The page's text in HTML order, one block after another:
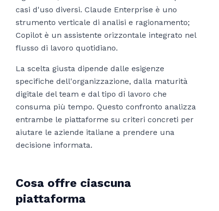
casi d'uso diversi. Claude Enterprise è uno
strumento verticale di analisi e ragionamento;
Copilot è un assistente orizzontale integrato nel
flusso di lavoro quotidiano.
La scelta giusta dipende dalle esigenze
specifiche dell'organizzazione, dalla maturità
digitale del team e dal tipo di lavoro che
consuma più tempo. Questo confronto analizza
entrambe le piattaforme su criteri concreti per
aiutare le aziende italiane a prendere una
decisione informata.
Cosa offre ciascuna
piattaforma